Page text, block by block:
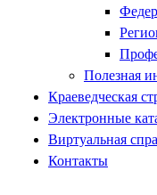
Полезная
Краеведческая
Электронные
Виртуальная
Контакты